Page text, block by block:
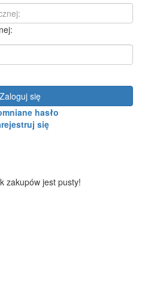
Zaloguj się
hasło
się
zakupów jest pusty!